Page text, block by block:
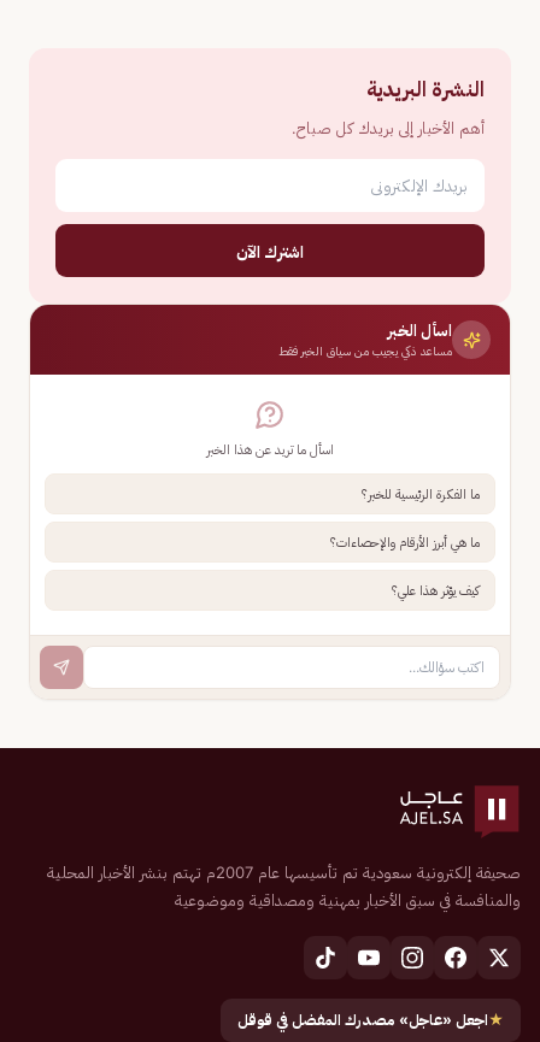
النشرة البريدية
أهم الأخبار إلى بريدك كل صباح.
اشترك الآن
اسأل الخبر
مساعد ذكي يجيب من سياق الخبر فقط
اسأل ما تريد عن هذا الخبر
ما الفكرة الرئيسية للخبر؟
ما هي أبرز الأرقام والإحصاءات؟
كيف يؤثر هذا علي؟
صحيفة إلكترونية سعودية تم تأسيسها عام 2007م تهتم بنشر الأخبار المحلية
والمنافسة في سبق الأخبار بمهنية ومصداقية وموضوعية
★اجعل «عاجل» مصدرك المفضل في قوقل